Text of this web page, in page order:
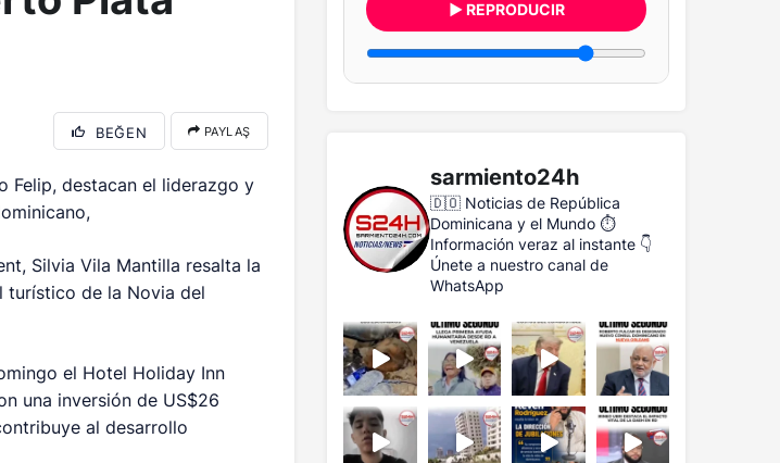
BEĞEN PAYLAŞ
Felip, destacan el liderazgo y
Silvia Vila Mantilla resalta la
turístico de la Novia del
el Hotel Holiday Inn
una inversión de US$26
al desarrollo
▶ REPRODUCIR
sarmiento24h
🇩🇴 Noticias de República
Dominicana y el Mundo ⏱️
Información veraz al instante 👇
Únete a nuestro canal de
WhatsApp